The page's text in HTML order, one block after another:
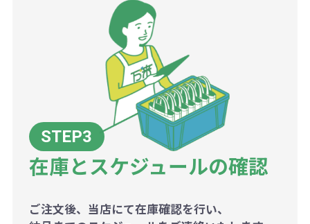
在庫とスケジュールの確認
ご注文後、当店にて在庫確認を行い、